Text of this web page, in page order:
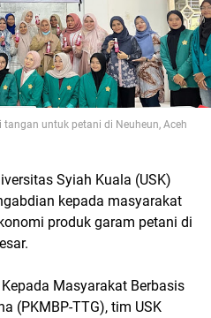
tangan untuk petani di Neuheun, Aceh
Syiah Kuala (USK)
kepada masyarakat
produk garam petani di
Masyarakat Berbasis
(PKMBP-TTG), tim USK